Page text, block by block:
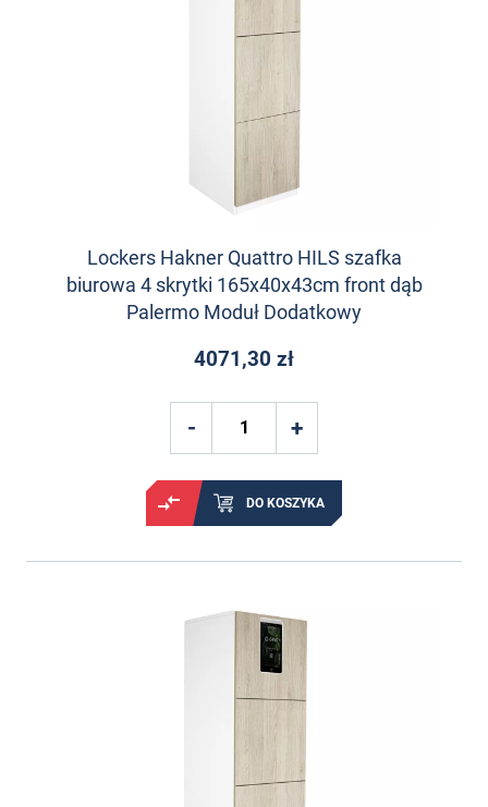
Lockers Hakner Quattro HILS szafka
biurowa 4 skrytki 165x40x43cm front dąb
Palermo Moduł Dodatkowy
4071,30 zł
DO KOSZYKA